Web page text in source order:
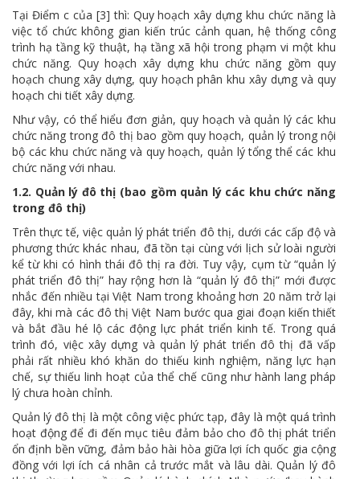
Tại Điểm c của [3] thì: Quy hoạch xây dựng khu chức năng là
việc tổ chức không gian kiến trúc cảnh quan, hệ thống công
trình hạ tầng kỹ thuật, hạ tầng xã hội trong phạm vi một khu
chức năng. Quy hoạch xây dựng khu chức năng gồm quy
hoạch chung xây dựng, quy hoạch phân khu xây dựng và quy
hoạch chi tiết xây dựng.
Như vậy, có thể hiểu đơn giản, quy hoạch và quản lý các khu
chức năng trong đô thị bao gồm quy hoạch, quản lý trong nội
bộ các khu chức năng và quy hoạch, quản lý tổng thể các khu
chức năng với nhau.
1.2. Quản lý đô thị (bao gồm quản lý các khu chức năng
trong đô thị)
Trên thực tế, việc quản lý phát triển đô thị, dưới các cấp độ và
phương thức khác nhau, đã tồn tại cùng với lịch sử loài người
kể từ khi có hình thái đô thị ra đời. Tuy vậy, cụm từ “quản lý
phát triển đô thị” hay rộng hơn là “quản lý đô thị” mới được
nhắc đến nhiều tại Việt Nam trong khoảng hơn 20 năm trở lại
đây, khi mà các đô thị Việt Nam bước qua giai đoạn kiến thiết
và bắt đầu hé lộ các động lực phát triển kinh tế. Trong quá
trình đó, việc xây dựng và quản lý phát triển đô thị đã vấp
phải rất nhiều khó khăn do thiếu kinh nghiệm, năng lực hạn
chế, sự thiếu linh hoạt của thể chế cũng như hành lang pháp
lý chưa hoàn chỉnh.
Quản lý đô thị là một công việc phức tạp, đây là một quá trình
hoạt động để đi đến mục tiêu đảm bảo cho đô thị phát triển
ổn định bền vững, đảm bảo hài hòa giữa lợi ích quốc gia cộng
đồng với lợi ích cá nhân cả trước mắt và lâu dài. Quản lý đô